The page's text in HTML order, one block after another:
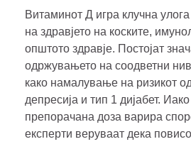
Витаминот Д игра клучна
на здравјето на коските,
општото здравје. Постојат
одржувањето на соодветни
како намалување на ризикот
депресија и тип 1 дијабет.
препорачана доза варира
експерти веруваат дека